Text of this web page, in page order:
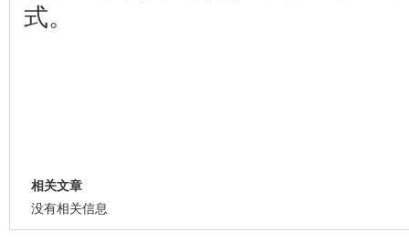
式。
相关文章
没有相关信息